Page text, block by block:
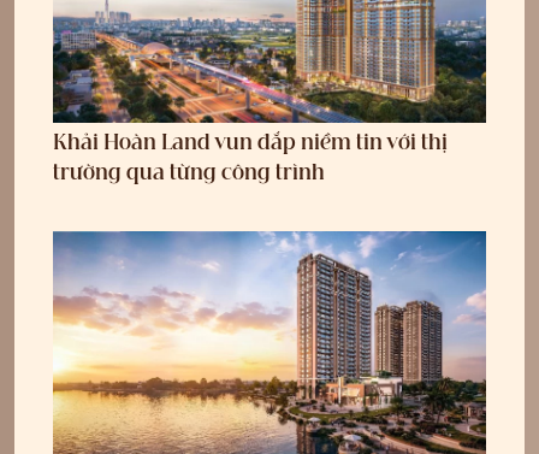
Khải Hoàn Land vun đắp niềm tin với thị
trường qua từng công trình